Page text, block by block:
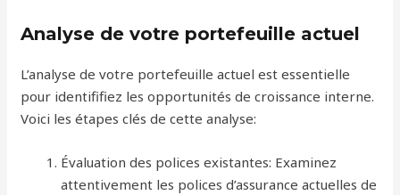
Analyse de votre portefeuille actuel
L’analyse de votre portefeuille actuel est essentielle
pour identififiez les opportunités de croissance interne.
Voici les étapes clés de cette analyse:
Évaluation des polices existantes: Examinez
attentivement les polices d’assurance actuelles de